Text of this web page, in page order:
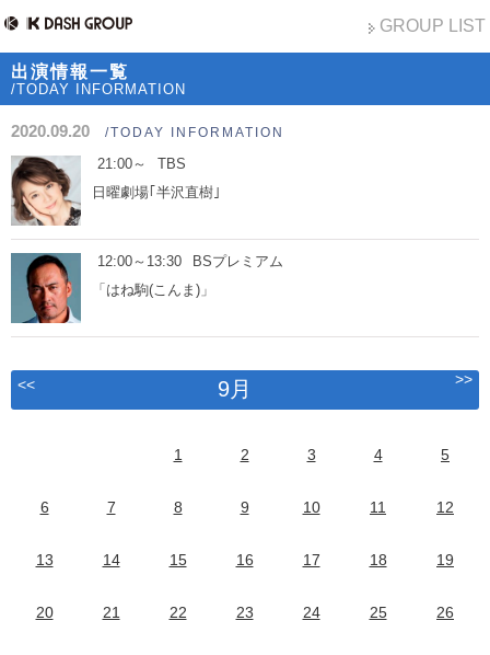
GROUP LIST
出演情報一覧
/TODAY INFORMATION
2020.09.20 /TODAY INFORMATION
21:00～
TBS
日曜劇場｢半沢直樹｣
12:00～13:30
BSプレミアム
「はね駒(こんま)」
<< 9月 >>
1 2 3 4 5
6 7 8 9 10 11 12
13 14 15 16 17 18 19
20 21 22 23 24 25 26